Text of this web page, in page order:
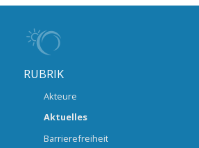
RUBRIK
Akteure
Aktuelles
Barrierefreiheit